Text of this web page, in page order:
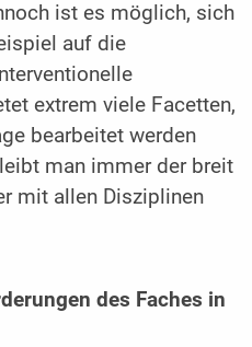
ist es möglich, sich
auf die
extrem viele Facetten,
bearbeitet werden
man immer der breit
mit allen Disziplinen
des Faches in